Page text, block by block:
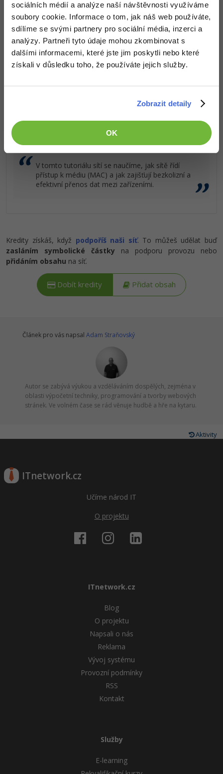
sociálních médií a analýze naší návštěvnosti využíváme
soubory cookie. Informace o tom, jak náš web používáte,
sdílíme se svými partnery pro sociální média, inzerci a
analýzy. Partneři tyto údaje mohou zkombinovat s
dalšími informacemi, které jste jim poskytli nebo které
získali v důsledku toho, že používáte jejich služby.
Zobrazit detaily
OK
Adobe After Effects
Blender -80%
Inkscape
Co od nás v dalších lekcích dostaneš?
Přístup k jednotlivým lekcím dle způsobu pořízení.
Kvalitní znalostiv oblasti IT.
Dovednosti, které ti pomohou získat vysněnou a
dobře placenou práci
Popis článku
Požadovaný článek má následující obsah:
V tomto tutoriálu sítí se naučíme, jak sítě řídí
přístup k médiu (MAC) a jak zajišťují bezkolizní a
efektivní přenos dat mezi zařízeními.
Kredity získáš, když podpoříš naši síť. To můžeš udělat buď
zasláním symbolické částky na podporu provozu nebo
přidáním obsahu na síť.
Dobít kredity Přidat obsah
Článek pro vás napsal Adam Straňovský
Autor se zabývá výukou a vzděláváním dospělých, zejména v
oblasti výpočetní techniky, programování a tvorby webových
stránek. Ve volném čase se rád věnuje hudbě a hře na kytaru.
Aktivity
ITnetwork.cz
Učíme národ IT
O projektu
ITnetwork.cz
Blog
O projektu
Napsali o nás
Reklama
Vývoj systému
Provozní podmínky
RSS
Kontakt
Služby
E-learning